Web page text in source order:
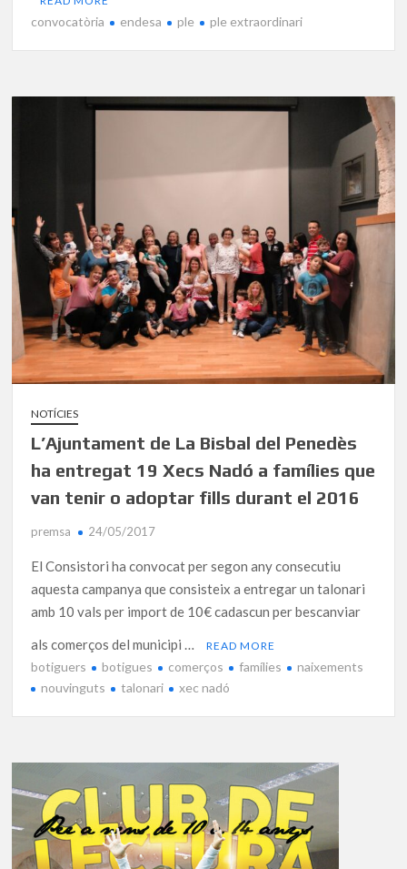
convocatòria endesa ple ple extraordinari
NOTÍCIES
L’Ajuntament de La Bisbal del Penedès
ha entregat 19 Xecs Nadó a famílies que
van tenir o adoptar fills durant el 2016
premsa 24/05/2017
El Consistori ha convocat per segon any consecutiu
aquesta campanya que consisteix a entregar un talonari
amb 10 vals per import de 10€ cadascun per bescanviar
als comerços del municipi …
READ MORE
botiguers botigues comerços famílies
naixements
nouvinguts
talonari xec nadó